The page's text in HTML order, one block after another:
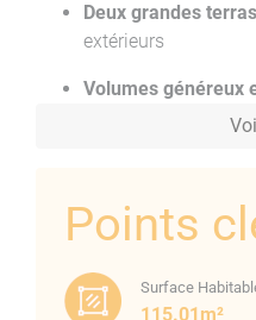
Deux grandes
extérieurs
Volumes généreux
Cadre verdoyant à
Casone
Possibilité d’achat
Points
Surface
115.01m²